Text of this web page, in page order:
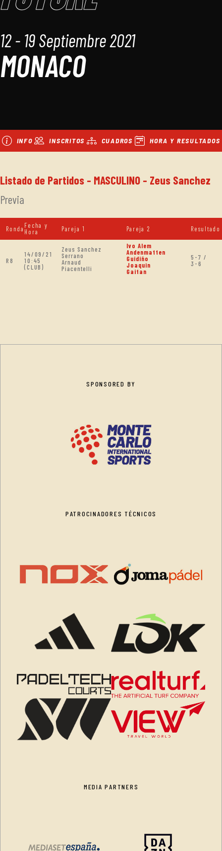
12 - 19 Septiembre 2021
MONACO
INFO INSCRITOS CUADROS HORA Y RESULTADOS
Listado de Partidos - MASCULINO - Zeus Sanchez
Previa
Ronda Fecha y
Hora
Pareja 1 Pareja 2 Resultado
R8
14/09/21
10:45
(CLUB)
Zeus Sanchez
Serrano
Arnaud
Piacentelli
Ivo Alem
Andenmatten
Guidiño
Joaquin
Gaitan
5-7 /
3-6
SPONSORED BY
PATROCINADORES TÉCNICOS
MEDIA PARTNERS